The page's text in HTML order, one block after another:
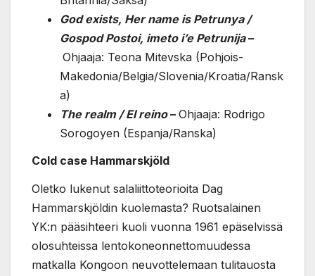
God exists, Her name is Petrunya /
Gospod Postoi, imeto i’e Petrunija–
Ohjaaja: Teona Mitevska (Pohjois-
Makedonia/Belgia/Slovenia/Kroatia/Ransk
a)
The realm / El reino– Ohjaaja: Rodrigo
Sorogoyen (Espanja/Ranska)
Cold case Hammarskjöld
Oletko lukenut salaliittoteorioita Dag
Hammarskjöldin kuolemasta? Ruotsalainen
YK:n pääsihteeri kuoli vuonna 1961 epäselvissä
olosuhteissa lentokoneonnettomuudessa
matkalla Kongoon neuvottelemaan tulitauosta